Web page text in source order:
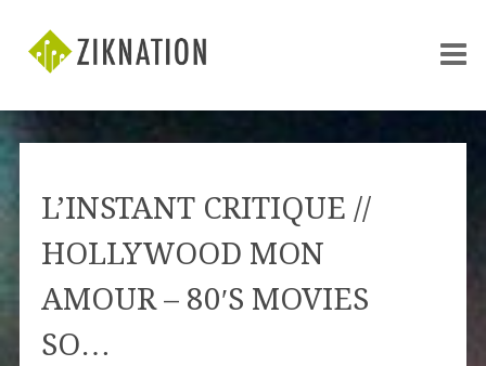
L’INSTANT CRITIQUE //
HOLLYWOOD MON
AMOUR – 80′S MOVIES
SO…